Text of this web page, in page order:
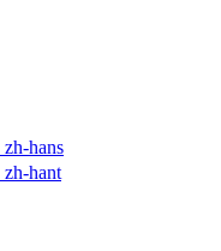
zh-hans
zh-hant